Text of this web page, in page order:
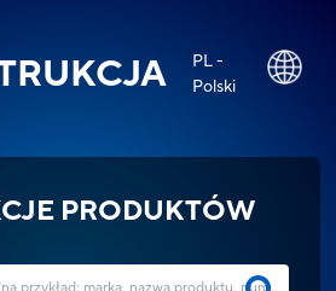
PL -
Polski
PRODUKTÓW